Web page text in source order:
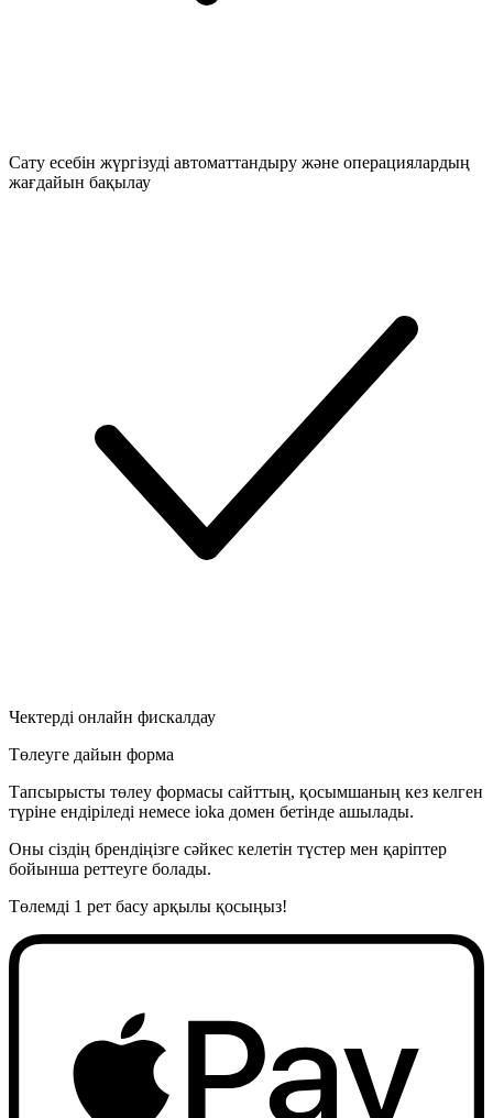
Сату есебін жүргізуді автоматтандыру және операциялардың
жағдайын бақылау
Чектерді онлайн фискалдау
Төлеуге дайын форма
Тапсырысты төлеу формасы сайттың, қосымшаның кез келген
түріне ендіріледі немесе ioka домен бетінде ашылады.
Оны сіздің брендіңізге сәйкес келетін түстер мен қаріптер
бойынша реттеуге болады.
Төлемді 1 рет басу арқылы қосыңыз!